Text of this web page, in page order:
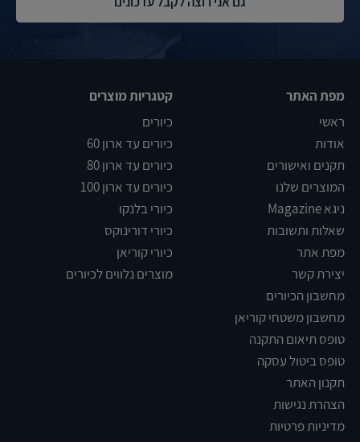
מפת האתר
ראשי
אודות
תקנים ואישורים
המוצרים שלנו
ניגא Magazine
שאלות ותשובות
מפת אתר
יצירת קשר
מחשבון הכיורים
מחשבון משטחי קוריאן
טופס תיאום התקנה
טופס ביטול עסקה
תקנון האתר
הצהרת נגישות
מדיניות פרטיות
קטגריות מוצרים
כיורים
כיורים עד ארון 60
כיורים עד ארון 80
כיורים עד ארון 100
כיורי בלנקו
כיורי דורינוקס
כיורי קוריאן
מוצרים נלווים לכיורים